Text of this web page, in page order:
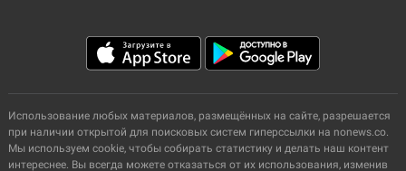
Использование любых материалов, размещённых на сайте, разрешается
при наличии открытой для поисковых систем гиперссылки на nonews.co.
Мы используем cookie, чтобы собирать статистику и делать наш контент
интереснее. Вы всегда можете отказаться от их использования, изменив